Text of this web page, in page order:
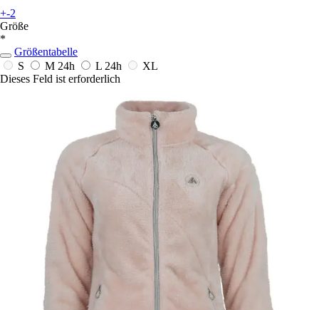
+-2
Größe
*
Größentabelle
S
M 24h L 24h
XL
Dieses Feld ist erforderlich